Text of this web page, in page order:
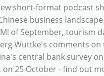
short-format podcast
business
of September, tourism
Wuttke's comments
central bank survey
25 October - find out